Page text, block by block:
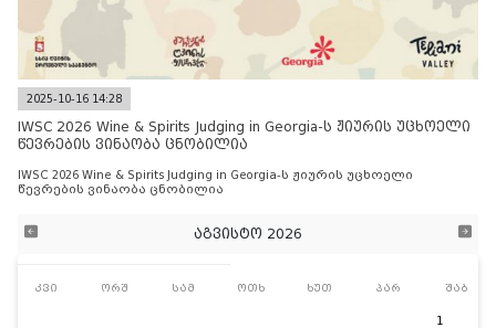
2025-10-16 14:28
IWSC 2026 Wine & Spirits Judging in Georgia-ს ჟიურის უცხოელი
წევრების ვინაობა ცნობილია
IWSC 2026 Wine & Spirits Judging in Georgia-ს ჟიურის უცხოელი
წევრების ვინაობა ცნობილია
აგვისტო 2026
კვი ორშ სამ ოთხ ხუთ პარ შაბ
1